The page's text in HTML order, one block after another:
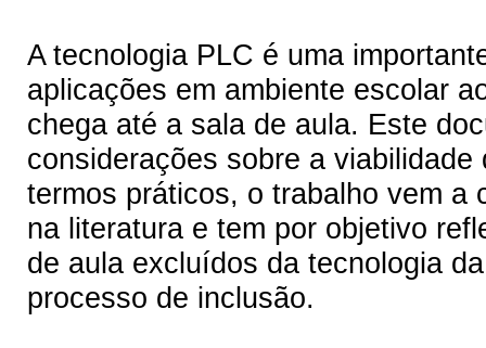
A tecnologia PLC é uma
aplicações em ambiente escolar
chega até a sala de aula. Este
considerações sobre a
termos práticos, o trabalho vem a
na literatura e tem por objetivo
de aula excluídos da tecnologia
processo de inclusão.